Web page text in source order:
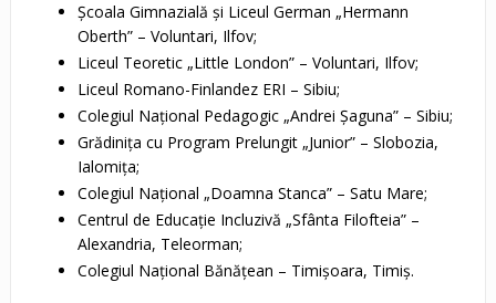
Școala Gimnazială și Liceul German „Hermann
Oberth” – Voluntari, Ilfov;
Liceul Teoretic „Little London” – Voluntari, Ilfov;
Liceul Romano-Finlandez ERI – Sibiu;
Colegiul Național Pedagogic „Andrei Șaguna” – Sibiu;
Grădinița cu Program Prelungit „Junior” – Slobozia,
Ialomița;
Colegiul Național „Doamna Stanca” – Satu Mare;
Centrul de Educație Incluzivă „Sfânta Filofteia” –
Alexandria, Teleorman;
Colegiul Național Bănățean – Timișoara, Timiș.